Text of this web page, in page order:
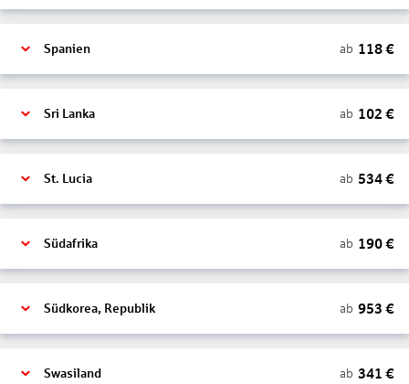
Spanien ab 118€
Sri Lanka ab 102 €
St. Lucia ab 534€
Südafrika ab 190€
Südkorea, Republik ab 953 €
Swasiland ab 341 €